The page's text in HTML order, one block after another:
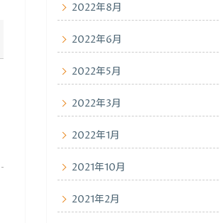
2022年8月
2022年6月
2022年5月
2022年3月
2022年1月
2021年10月
2021年2月